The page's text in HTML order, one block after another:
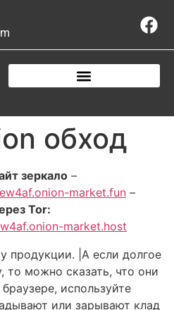
обход
зеркало –
market.fun –
Tor:
market.host
продукции. |А если долгое
то можно сказать, что они
используйте
или зарывают клад